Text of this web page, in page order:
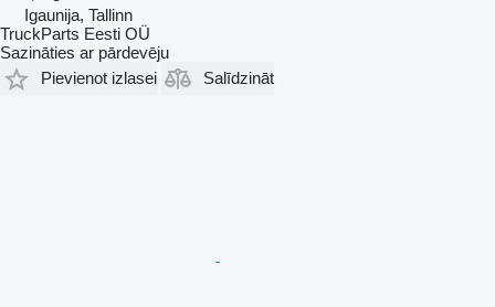
Igaunija, Tallinn
TruckParts Eesti OÜ
Sazināties ar pārdevēju
Pievienot izlasei
Salīdzināt